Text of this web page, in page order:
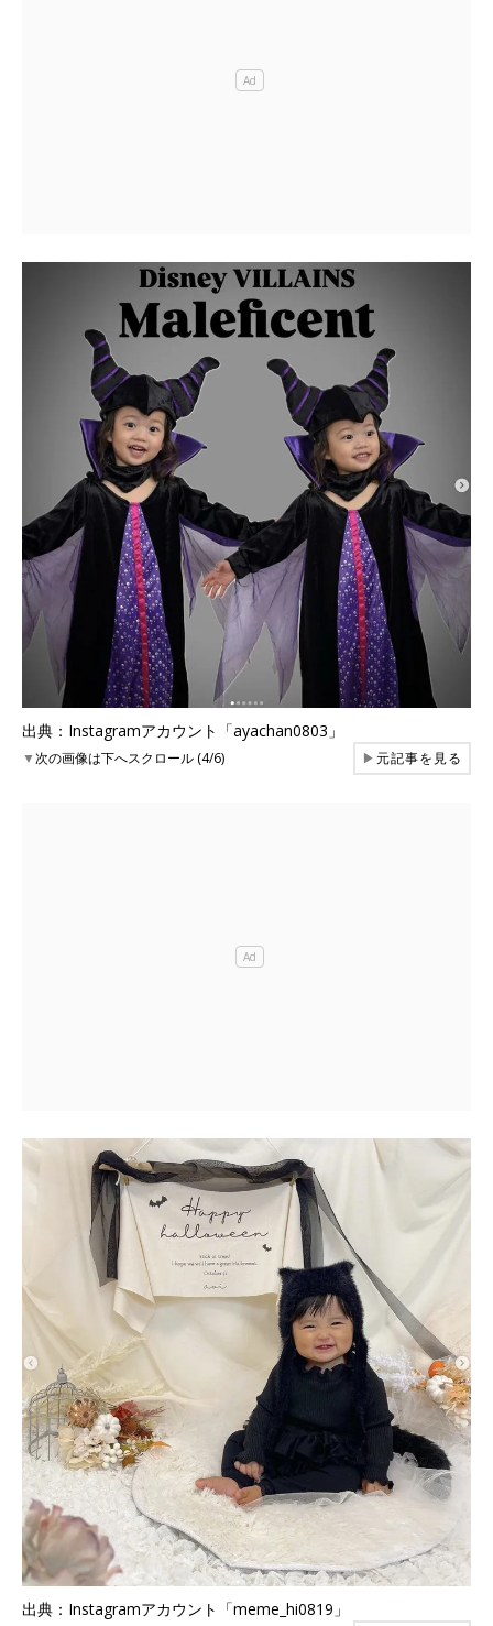
出典：Instagramアカウント「ayachan0803」
▼次の画像は下へスクロール (4/6) ▶元記事を見る
出典：Instagramアカウント「meme_hi0819」